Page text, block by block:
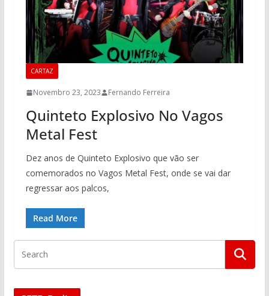
CARTAZ
Novembro 23, 2023 Fernando Ferreira
Quinteto Explosivo No Vagos
Metal Fest
Dez anos de Quinteto Explosivo que vão ser
comemorados no Vagos Metal Fest, onde se vai dar
regressar aos palcos,
Read More